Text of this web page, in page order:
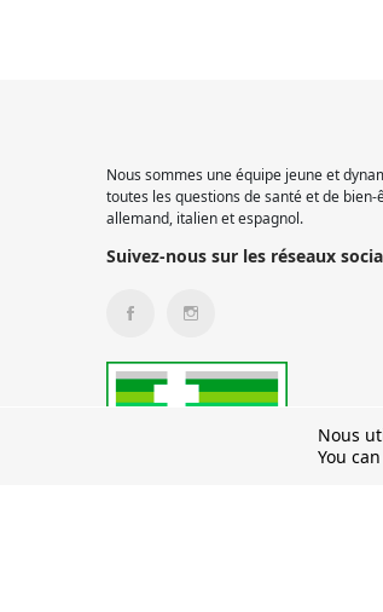
Nous sommes une équipe jeune et
toutes les questions de santé et de
allemand, italien et espagnol.
Suivez-nous sur les réseaux
Nous
You